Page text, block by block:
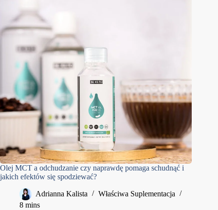
Olej MCT a odchudzanie czy naprawdę pomaga schudnąć i
jakich efektów się spodziewać?
Adrianna Kalista
Właściwa Suplementacja
8 mins